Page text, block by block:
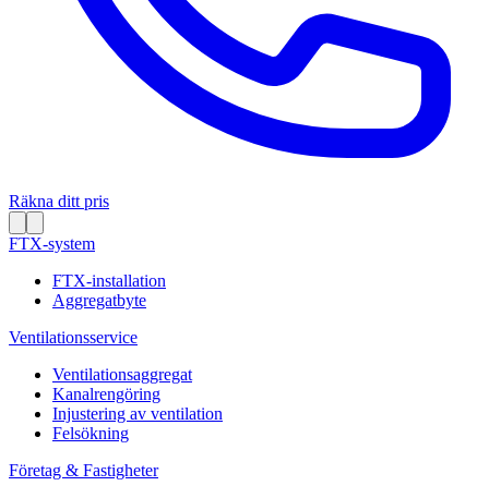
Räkna ditt pris
FTX-system
FTX-installation
Aggregatbyte
Ventilationsservice
Ventilationsaggregat
Kanalrengöring
Injustering av ventilation
Felsökning
Företag & Fastigheter